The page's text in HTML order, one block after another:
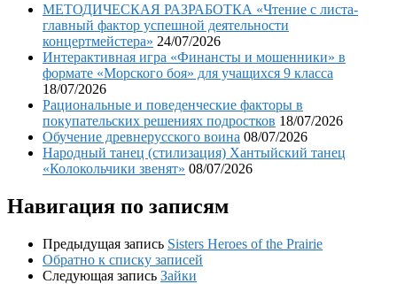
МЕТОДИЧЕСКАЯ РАЗРАБОТКА «Чтение с листа-
главный фактор успешной деятельности
концертмейстера» 24/07/2026
Интерактивная игра «Финансты и мошенники» в
формате «Морского боя» для учащихся 9 класса
18/07/2026
Рациональные и поведенческие факторы в
покупательских решениях подростков 18/07/2026
Обучение древнерусского воина 08/07/2026
Народный танец (стилизация) Хантыйский танец
«Колокольчики звенят» 08/07/2026
Навигация по записям
Предыдущая запись Sisters Heroes of the Prairie
Обратно к списку записей
Следующая запись Зайки